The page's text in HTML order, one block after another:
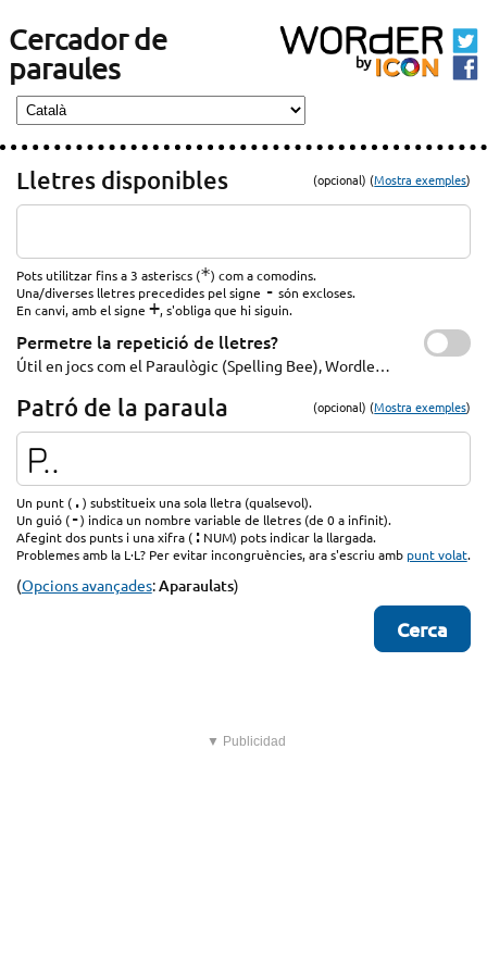
Cercador de
paraules
Lletres disponibles (opcional) (Mostra exemples)
Pots utilitzar fins a 3 asteriscs (*) com a comodins.
Una/diverses lletres precedides pel signe - són excloses.
En canvi, amb el signe +, s'obliga que hi siguin.
Permetre la repetició de lletres?
Útil en jocs com el Paraulògic (Spelling Bee), Wordle…
Patró de la paraula (opcional) (Mostra exemples)
Un punt (.) substitueix una sola lletra (qualsevol).
Un guió (-) indica un nombre variable de lletres (de 0 a infinit).
Afegint dos punts i una xifra (: NUM) pots indicar la llargada.
Problemes amb la L·L? Per evitar incongruències, ara s'escriu amb punt volat.
(Opcions avançades:Aparaulats)
▼ Publicidad